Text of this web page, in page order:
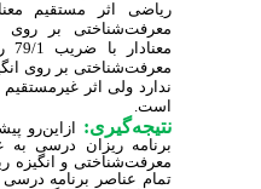
معرفت‌شناختی بر روی
معرفت‌شناختی بر روی
است.
نتیجه‌گیری:ازاین‌رو
برنامه ریزان درسی به
معرفت‌شناختی و انگیزه
تمام عناصر برنامه درسی